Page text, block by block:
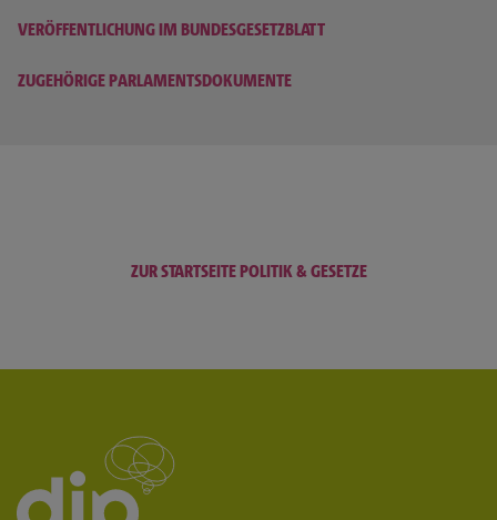
VERÖFFENTLICHUNG IM BUNDESGESETZBLATT
ZUGEHÖRIGE PARLAMENTSDOKUMENTE
ZUR STARTSEITE POLITIK & GESETZE